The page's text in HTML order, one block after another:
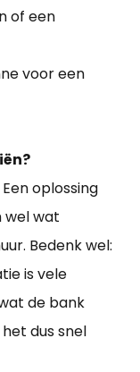
of een
voor een
oplossing
wel wat
Bedenk wel:
is vele
de bank
dus snel